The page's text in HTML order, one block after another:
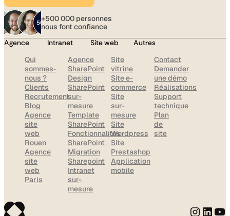
+500 000 personnes
nous font confiance
Agence
Qui
sommes-
nous ?
Clients
Recrutement
Blog
Agence
site
web
Rouen
Agence
site
web
Paris
Intranet
Agence
SharePoint
Design
SharePoint
sur-
mesure
Template
SharePoint
Fonctionnalités
SharePoint
Migration
Sharepoint
Intranet
sur-
mesure
Site web
Site
vitrine
Site e-
commerce
Site
sur-
mesure
Site
Wordpress
Site
Prestashop
Application
mobile
Autres
Contact
Demander
une démo
Réalisations
Support
technique
Plan
de
site